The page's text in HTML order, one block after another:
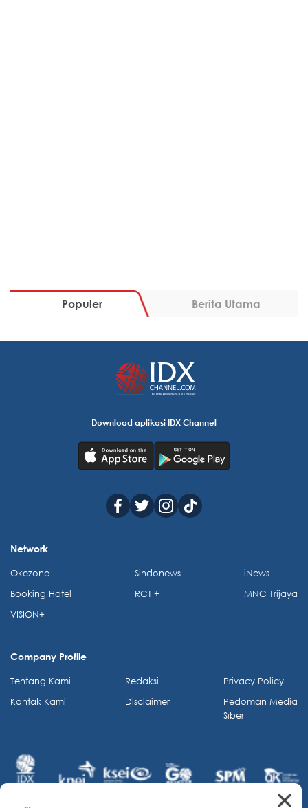
Populer Berita Utama
Download aplikasi IDX Channel
Network
Okezone
Booking Hotel
VISION+
Sindonews
RCTI+
iNews
MNC Trijaya
Company Profile
Tentang Kami
Kontak Kami
Redaksi
Disclaimer
Privacy Policy
Pedoman Media
Siber